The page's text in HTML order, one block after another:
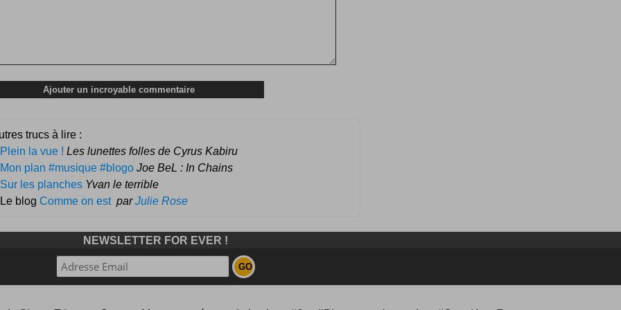
trucs à lire :
Plein la vue ! Les lunettes folles de Cyrus Kabiru
Mon plan #musique #blogo Joe BeL : In Chains
Sur les planches Yvan le terrible
blog Comme on est parJulie Rose
NEWSLETTER FOR EVER !